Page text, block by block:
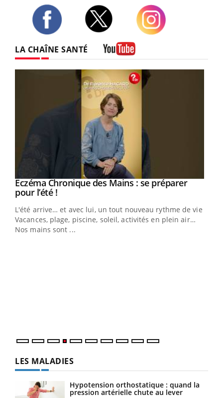
LA CHAÎNE SANTÉ
Youtube
Eczéma Chronique des Mains : se préparer
pour l’été !Youtube
L'été arrive… et avec lui, un tout nouveau rythme de vie !
Vacances, plage, piscine, soleil, activités en plein air…
Nos mains sont ...
LES MALADIES
Hypotension orthostatique : quand la
pression artérielle chute au lever